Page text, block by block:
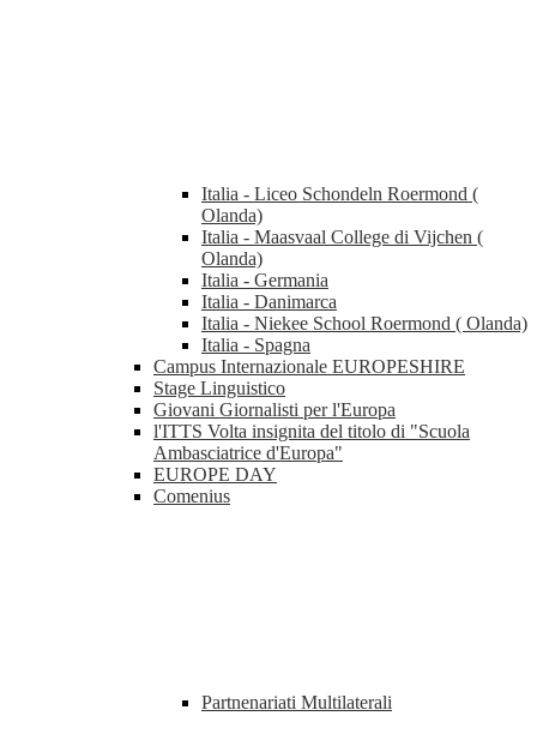
Italia - Liceo Schondeln Roermond (
Olanda)
Italia - Maasvaal College di Vijchen (
Olanda)
Italia - Germania
Italia - Danimarca
Italia - Niekee School Roermond ( Olanda)
Italia - Spagna
Campus Internazionale EUROPESHIRE
Stage Linguistico
Giovani Giornalisti per l'Europa
l'ITTS Volta insignita del titolo di "Scuola
Ambasciatrice d'Europa"
EUROPE DAY
Comenius
Partnenariati Multilaterali